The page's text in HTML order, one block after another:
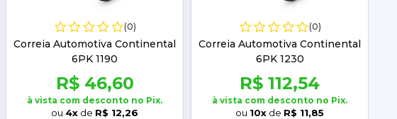
(0)
Correia Automotiva Continental
6PK 1190
R$ 46,60
à vista com desconto no Pix.
ou 4x de R$ 12,26
(0)
Correia Automotiva Continental
6PK 1230
R$ 112,54
à vista com desconto no Pix.
ou 10x de R$ 11,85